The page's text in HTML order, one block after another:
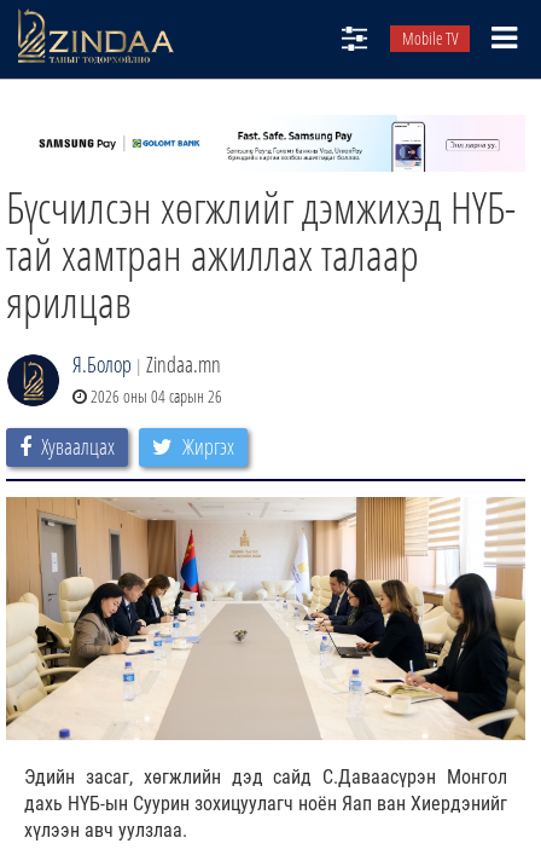
Mobile TV
ТВ8
ӨГЛӨӨНИЙ СОНИН
АУДИО ЗОХИОЛ
Бүсчилсэн хөгжлийг дэмжихэд НҮБ-
тай хамтран ажиллах талаар
ярилцав
Я.Болор | Zindaa.mn
2026 оны 04 сарын 26
Хуваалцах Жиргэх
Эдийн засаг, хөгжлийн дэд сайд С.Даваасүрэн Монгол
дахь НҮБ-ын Суурин зохицуулагч ноён Яап ван Хиердэнийг
хүлээн авч уулзлаа.